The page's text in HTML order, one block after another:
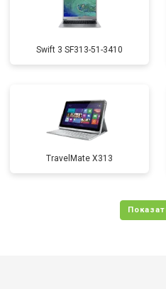
Swift 3 SF313-51-3410
TravelMate X313